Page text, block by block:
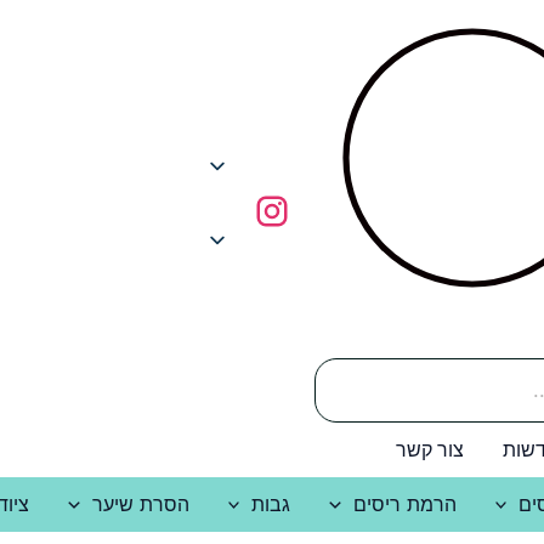
צור קשר
הרמת ריסים גבות הסרת שיער